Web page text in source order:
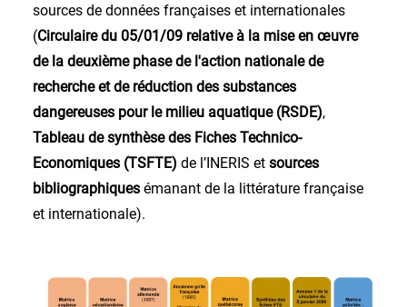
sources de données françaises et internationales
(Circulaire du 05/01/09 relative à la mise en œuvre
de la deuxième phase de l'action nationale de
recherche et de réduction des substances
dangereuses pour le milieu aquatique (RSDE),
Tableau de synthèse des Fiches Technico-
Economiques (TSFTE) de l’INERIS et sources
bibliographiques émanant de la littérature française
et internationale).